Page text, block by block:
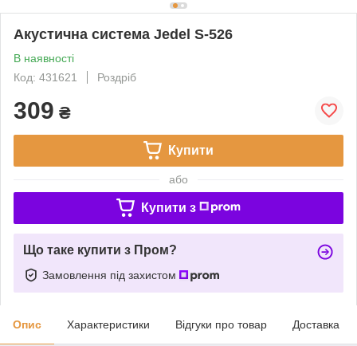
Акустична система Jedel S-526
В наявності
Код: 431621
Роздріб
309 ₴
Купити
або
Купити з
Що таке купити з Пром?
Замовлення під захистом
Опис Характеристики Відгуки про товар Доставка